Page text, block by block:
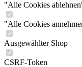
"Alle Cookies
"Alle Cookies
Ausgewählter Shop
CSRF-Token